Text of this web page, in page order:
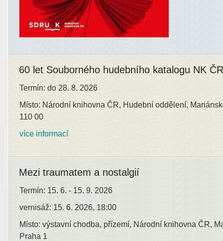
60 let Souborného hudebního katalogu NK ČR
Termín: do 28. 8. 2026
Místo: Národní knihovna ČR, Hudební oddělení,
110 00
více informací
Mezi traumatem a nostalgií
Termín: 15. 6. - 15. 9. 2026
vernisáž: 15. 6. 2026, 18:00
Místo: výstavní chodba, přízemí, Národní knihovna ČR,
Praha 1